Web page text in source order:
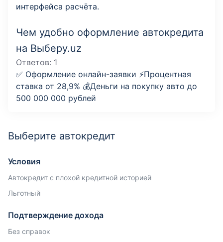
интерфейса расчёта.
Чем удобно оформление автокредита
на Выберу.uz
Ответов: 1
✅ Оформление онлайн-заявки ⚡️Процентная
ставка от 28,9% 💰Деньги на покупку авто до
500 000 000 рублей
Выберите автокредит
Условия
Автокредит с плохой кредитной историей
Льготный
Подтверждение дохода
Без справок